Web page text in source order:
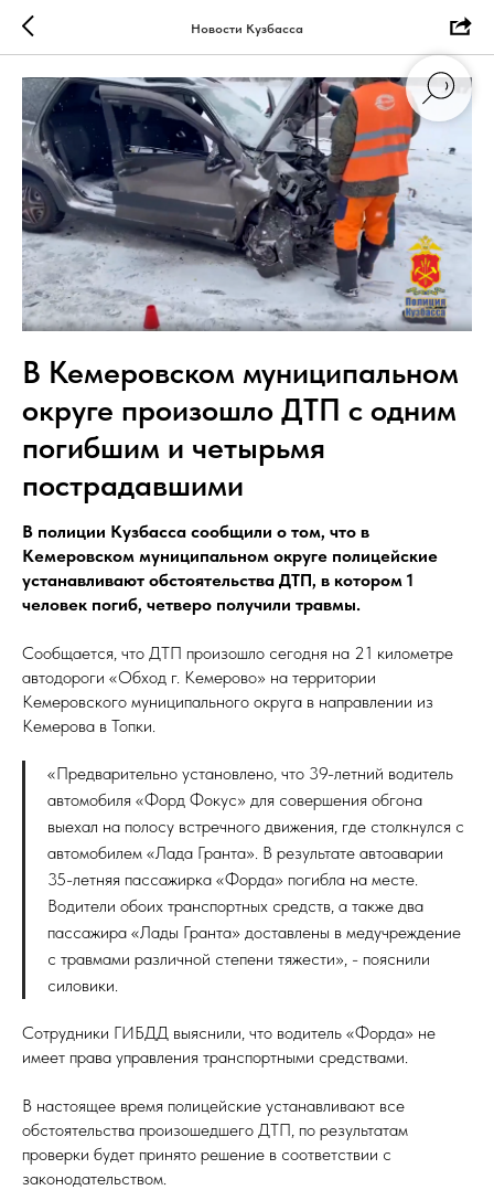
Новости Кузбасса
В Кемеровском муниципальном
округе произошло ДТП с одним
погибшим и четырьмя
пострадавшими
В полиции Кузбасса сообщили о том, что в
Кемеровском муниципальном округе полицейские
устанавливают обстоятельства ДТП, в котором 1
человек погиб, четверо получили травмы.
Сообщается, что ДТП произошло сегодня на 21 километре
автодороги «Обход г. Кемерово» на территории
Кемеровского муниципального округа в направлении из
Кемерова в Топки.
«Предварительно установлено, что 39-летний водитель
автомобиля «Форд Фокус» для совершения обгона
выехал на полосу встречного движения, где столкнулся с
автомобилем «Лада Гранта». В результате автоаварии
35-летняя пассажирка «Форда» погибла на месте.
Водители обоих транспортных средств, а также два
пассажира «Лады Гранта» доставлены в медучреждение
с травмами различной степени тяжести», - пояснили
силовики.
Сотрудники ГИБДД выяснили, что водитель «Форда» не
имеет права управления транспортными средствами.
В настоящее время полицейские устанавливают все
обстоятельства произошедшего ДТП, по результатам
проверки будет принято решение в соответствии с
законодательством.